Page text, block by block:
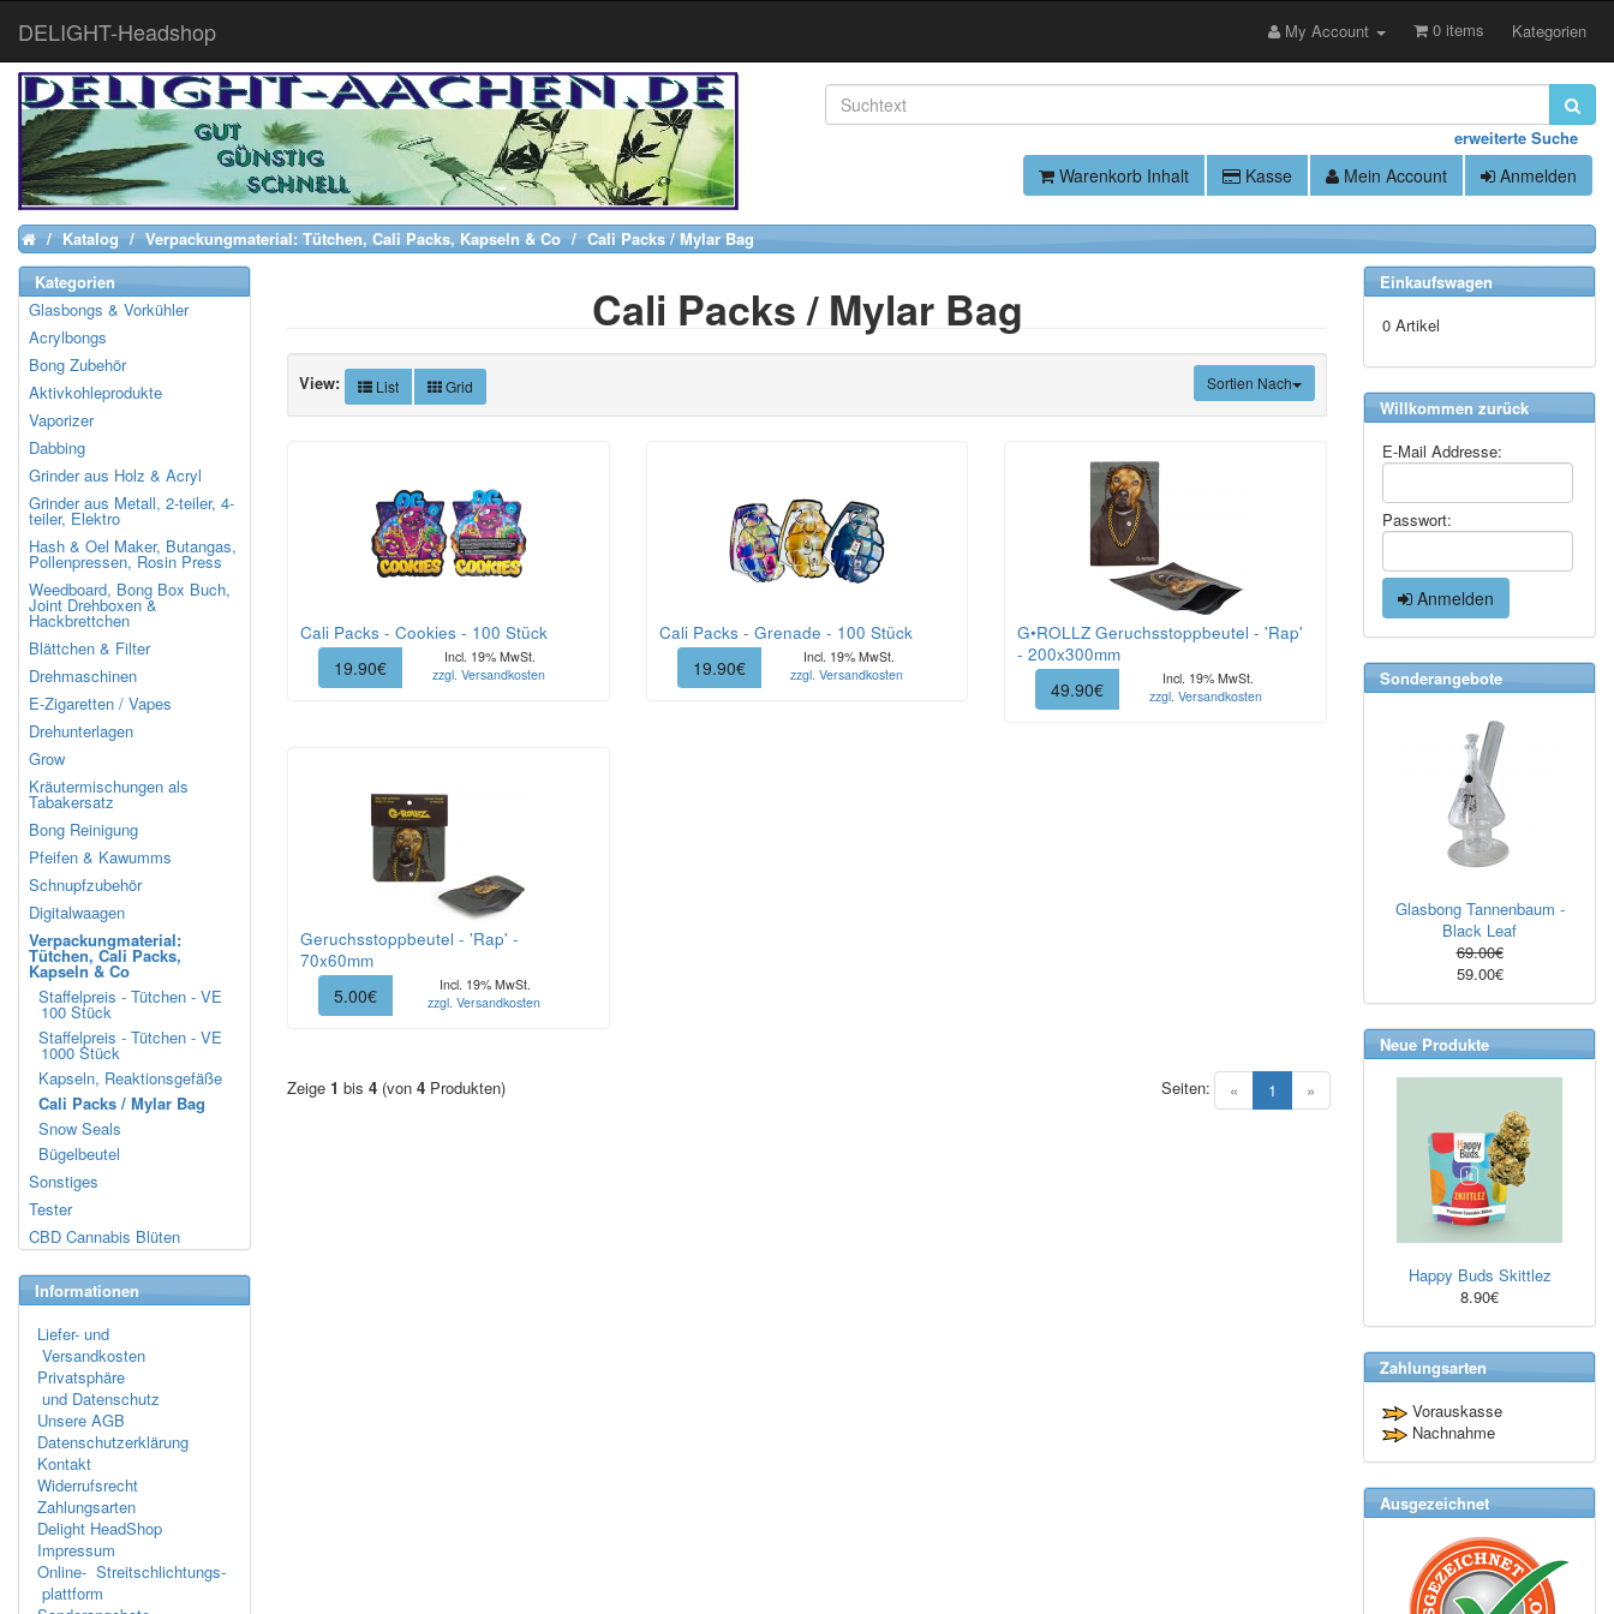
erweiterte Suche
Warenkorb Inhalt Kasse Mein Account Anmelden
HomeKatalog Verpackungmaterial: Tütchen, Cali Packs, Kapseln & Co Cali Packs / Mylar Bag
Cali Packs / Mylar Bag
Sortien Nach
View: List Grid
Cali Packs - Cookies - 100 Stück
19.90€
Incl. 19% MwSt.
zzgl. Versandkosten
Cali Packs - Grenade - 100 Stück
19.90€
Incl. 19% MwSt.
zzgl. Versandkosten
G•ROLLZ Geruchsstoppbeutel - 'Rap'
- 200x300mm
49.90€
Incl. 19% MwSt.
zzgl. Versandkosten
Geruchsstoppbeutel - 'Rap' -
70x60mm
5.00€
Incl. 19% MwSt.
zzgl. Versandkosten
Zeige 1 bis 4 (von 4 Produkten) « 1 (current)
»
Seiten:
Kategorien
Glasbongs & Vorkühler
Acrylbongs
Bong Zubehör
Aktivkohleprodukte
Vaporizer
Dabbing
Grinder aus Holz & Acryl
Grinder aus Metall, 2-teiler, 4-
teiler, Elektro
Hash & Oel Maker, Butangas,
Pollenpressen, Rosin Press
Weedboard, Bong Box Buch,
Joint Drehboxen &
Hackbrettchen
Blättchen & Filter
Drehmaschinen
E-Zigaretten / Vapes
Drehunterlagen
Grow
Kräutermischungen als
Tabakersatz
Bong Reinigung
Pfeifen & Kawumms
Schnupfzubehör
Digitalwaagen
Verpackungmaterial:
Tütchen, Cali Packs,
Kapseln & Co
Staffelpreis - Tütchen - VE
100 Stück
Staffelpreis - Tütchen - VE
1000 Stück
Kapseln, Reaktionsgefäße
Cali Packs / Mylar Bag
Snow Seals
Bügelbeutel
Sonstiges
Tester
CBD Cannabis Blüten
Informationen
Liefer- und
Versandkosten
Privatsphäre
und Datenschutz
Unsere AGB
Datenschutzerklärung
Kontakt
Widerrufsrecht
Zahlungsarten
Delight HeadShop
Impressum
Online- Streitschlichtungs-
plattform
Einkaufswagen
0 Artikel
Willkommen zurück
E-Mail Addresse:
Passwort:
Anmelden
Sonderangebote
Glasbong Tannenbaum -
Black Leaf
69.00€
59.00€
Neue Produkte
Happy Buds Skittlez
8.90€
Zahlungsarten
Vorauskasse
Nachnahme
Ausgezeichnet
DELIGHT-Headshop My Account 0 items Kategorien